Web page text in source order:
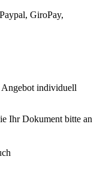
GiroPay,
individuell
Ihr Dokument bitte an